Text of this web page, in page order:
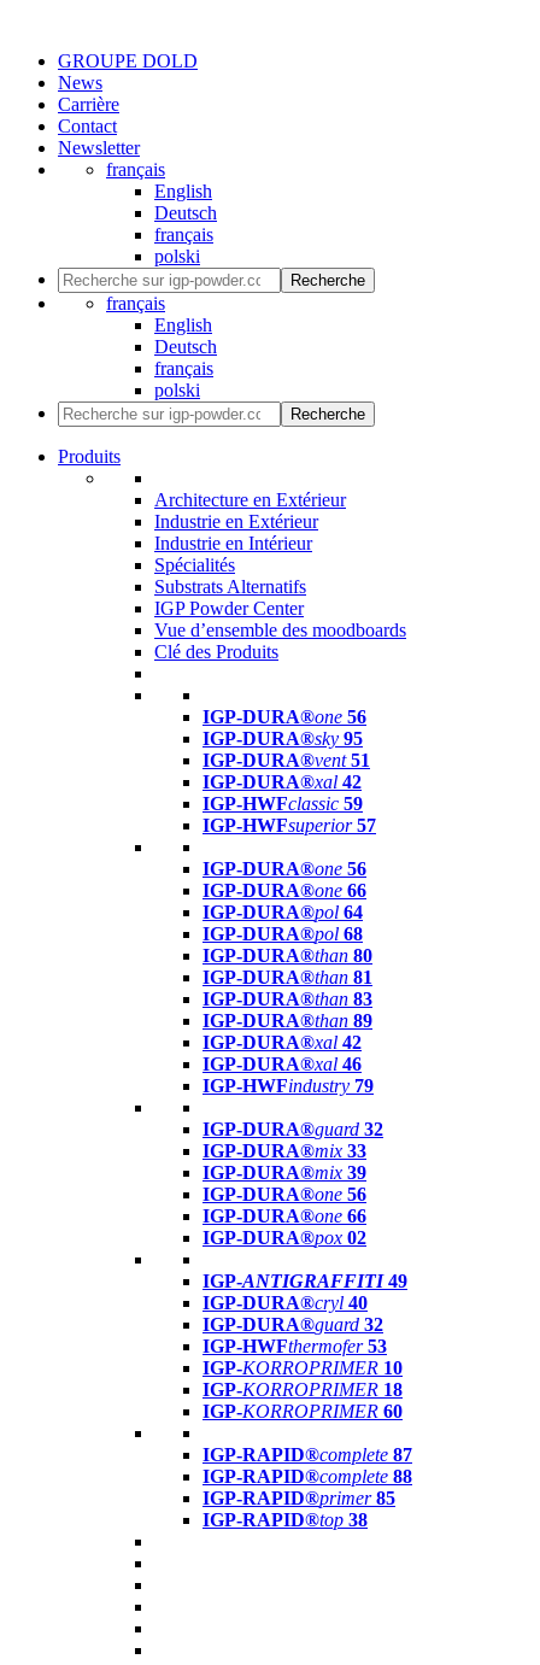
GROUPE DOLD
News
Carrière
Contact
Newsletter
français
English
Deutsch
français
polski
Recherche
français
English
Deutsch
français
polski
Recherche
Produits
Architecture en Extérieur
Industrie en Extérieur
Industrie en Intérieur
Spécialités
Substrats Alternatifs
IGP Powder Center
Vue d’ensemble des moodboards
Clé des Produits
IGP-DURA®one 56
IGP-DURA®sky 95
IGP-DURA®vent 51
IGP-DURA®xal 42
IGP-HWFclassic 59
IGP-HWFsuperior 57
IGP-DURA®one 56
IGP-DURA®one 66
IGP-DURA®pol 64
IGP-DURA®pol 68
IGP-DURA®than 80
IGP-DURA®than 81
IGP-DURA®than 83
IGP-DURA®than 89
IGP-DURA®xal 42
IGP-DURA®xal 46
IGP-HWFindustry 79
IGP-DURA®guard 32
IGP-DURA®mix 33
IGP-DURA®mix 39
IGP-DURA®one 56
IGP-DURA®one 66
IGP-DURA®pox 02
IGP-ANTIGRAFFITI49
IGP-DURA®cryl 40
IGP-DURA®guard 32
IGP-HWFthermofer 53
IGP-KORROPRIMER 10
IGP-KORROPRIMER 18
IGP-KORROPRIMER 60
IGP-RAPID®complete 87
IGP-RAPID®complete 88
IGP-RAPID®primer 85
IGP-RAPID®top 38